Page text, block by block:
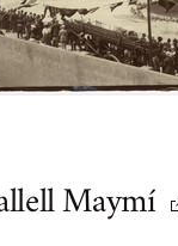
Maymí